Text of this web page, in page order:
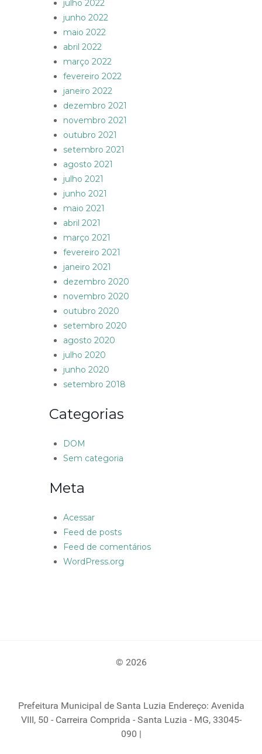
julho 2022
junho 2022
maio 2022
abril 2022
março 2022
fevereiro 2022
janeiro 2022
dezembro 2021
novembro 2021
outubro 2021
setembro 2021
agosto 2021
julho 2021
junho 2021
maio 2021
abril 2021
março 2021
fevereiro 2021
janeiro 2021
dezembro 2020
novembro 2020
outubro 2020
setembro 2020
agosto 2020
julho 2020
junho 2020
setembro 2018
Categorias
DOM
Sem categoria
Meta
Acessar
Feed de posts
Feed de comentários
WordPress.org
© 2026
Prefeitura Municipal de Santa Luzia Endereço: Avenida
VIII, 50 - Carreira Comprida - Santa Luzia - MG, 33045-
090 |